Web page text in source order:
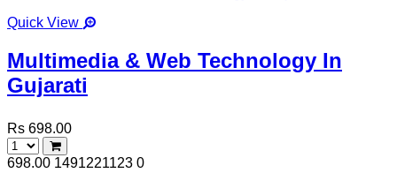
Quick View
Multimedia & Web Technology In
Gujarati
Rs 698.00
698.00 1491221123 0